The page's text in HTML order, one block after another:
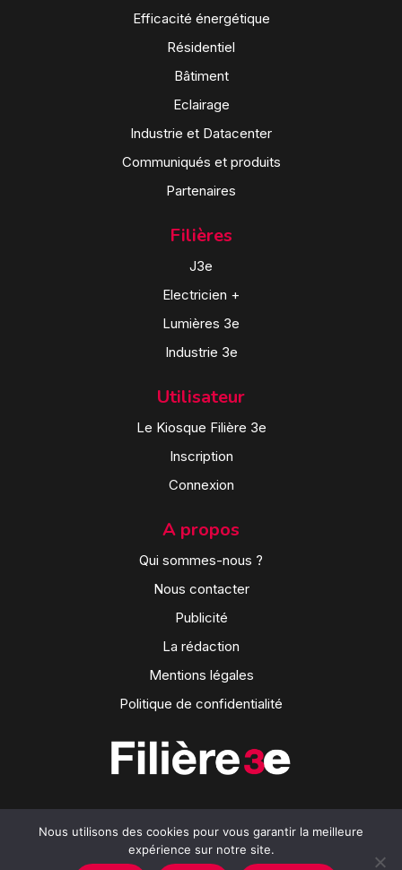
Efficacité énergétique
Résidentiel
Bâtiment
Eclairage
Industrie et Datacenter
Communiqués et produits
Partenaires
Filières
J3e
Electricien +
Lumières 3e
Industrie 3e
Utilisateur
Le Kiosque Filière 3e
Inscription
Connexion
A propos
Qui sommes-nous ?
Nous contacter
Publicité
La rédaction
Mentions légales
Politique de confidentialité
Nous utilisons des cookies pour vous garantir la meilleure
expérience sur notre site.